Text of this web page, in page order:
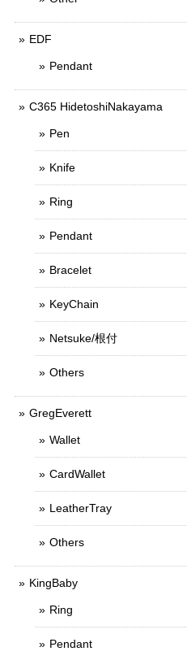
EDF
Pendant
C365 HidetoshiNakayama
Pen
Knife
Ring
Pendant
Bracelet
KeyChain
Netsuke/根付
Others
GregEverett
Wallet
CardWallet
LeatherTray
Others
KingBaby
Ring
Pendant